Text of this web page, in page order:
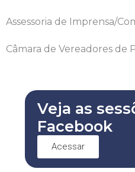
Assessoria de Imprensa/
Câmara de Vereadores de
Veja as
Facebook
Acessar